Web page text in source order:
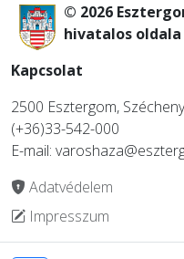
© 2026
hivatalos oldala
Kapcsolat
2500 Esztergom,
(+36)33-542-000
E-mail:
Adatvédelem
Impresszum